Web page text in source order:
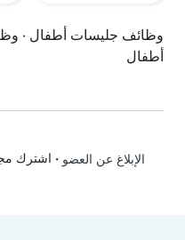
وظائف جليسات أطفال ·
أطفال
الإبلاغ عن العضو • اشترك